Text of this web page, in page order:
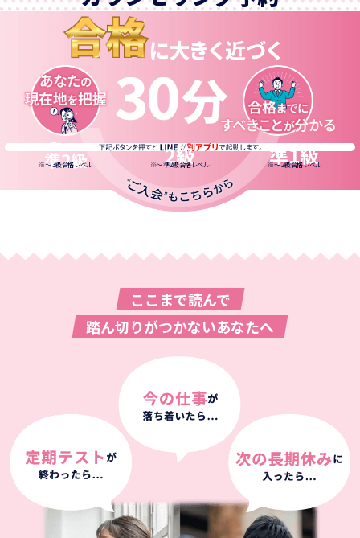
5級〜
準2級
※～ 3級合格レベル 2級
※～ 準2級合格レベル 準1級
※～ 2級合格レベル
ここまで読んで
踏ん切りがつかないあなたへ